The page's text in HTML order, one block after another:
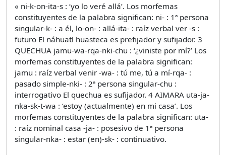
« ni-k-on-ita-s : ‘yo lo veré allá’. Los morfemas
constituyentes de la palabra significan: ni- : 1ª persona
singular-k- : a él, lo-on- : allá-ita- : raíz verbal ver -s :
futuro El náhuatl huasteca es prefijador y sufijador. 3
QUECHUA jamu-wa-rqa-nki-chu : ‘¿viniste por mí?’ Los
morfemas constituyentes de la palabra significan:
jamu : raíz verbal venir -wa- : tú me, tú a mí-rqa- :
pasado simple-nki- : 2ª persona singular-chu :
interrogativo El quechua es sufijador. 4 AIMARA uta-ja-
nka-sk-t-wa : ‘estoy (actualmente) en mi casa’. Los
morfemas constituyentes de la palabra significan: uta-
: raíz nominal casa -ja- : posesivo de 1ª persona
singular-nka- : estar (en)-sk- : continuativo.